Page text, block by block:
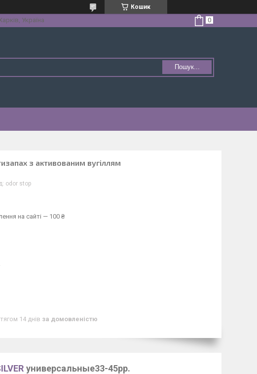
Кошик
Україна
Пошук...
з активованим вугіллям
odor stop
на сайті — 100 ₴
14 днів за домовленістю
универсальные33-45рр.